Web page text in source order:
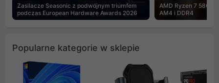
Zasilacze Seasonic z podwójnym triumfem
podczas European Hardware Awards 2026
AMD Ryzen 7
AM4 i DDR4
Popularne kategorie w sklepie